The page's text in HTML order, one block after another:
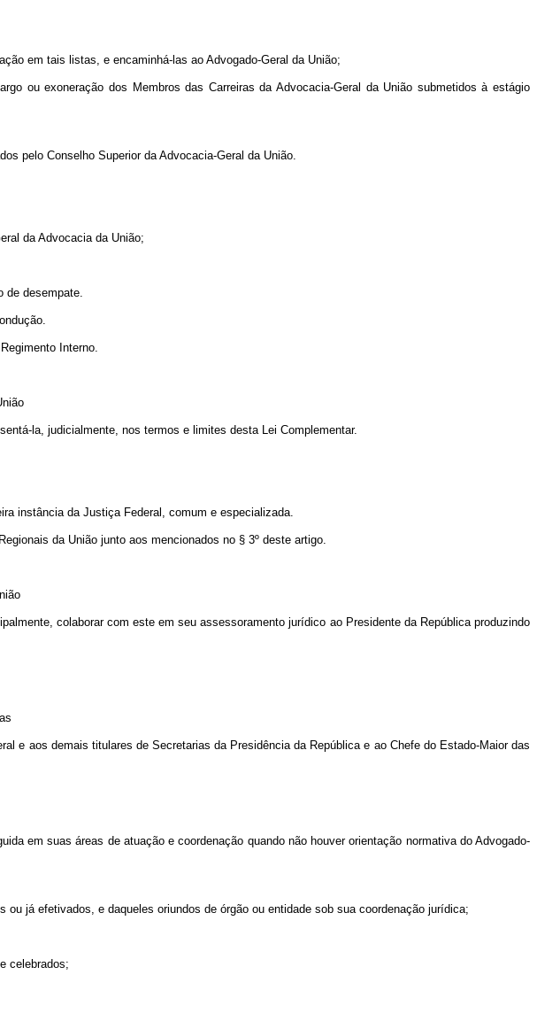
em tais listas, e encaminhá-las ao Advogado-Geral da União;
ou exoneração dos Membros das Carreiras da Advocacia-Geral da União submetidos à estágio
pelo Conselho Superior da Advocacia-Geral da União.
da Advocacia da União;
de desempate.
Interno.
la, judicialmente, nos termos e limites desta Lei Complementar.
instância da Justiça Federal, comum e especializada.
da União junto aos mencionados no § 3º deste artigo.
colaborar com este em seu assessoramento jurídico ao Presidente da República produzindo
e aos demais titulares de Secretarias da Presidência da República e ao Chefe do Estado-Maior das
em suas áreas de atuação e coordenação quando não houver orientação normativa do Advogado-
já efetivados, e daqueles oriundos de órgão ou entidade sob sua coordenação jurídica;
celebrados;